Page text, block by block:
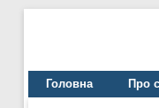
Головна Про